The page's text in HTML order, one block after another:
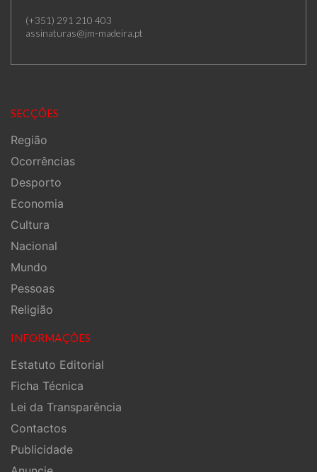
(+351) 291 210 403
assinaturas@jm-madeira.pt
SECÇÕES
Região
Ocorrências
Desporto
Economia
Cultura
Nacional
Mundo
Pessoas
Religião
INFORMAÇÕES
Estatuto Editorial
Ficha Técnica
Lei da Transparência
Contactos
Publicidade